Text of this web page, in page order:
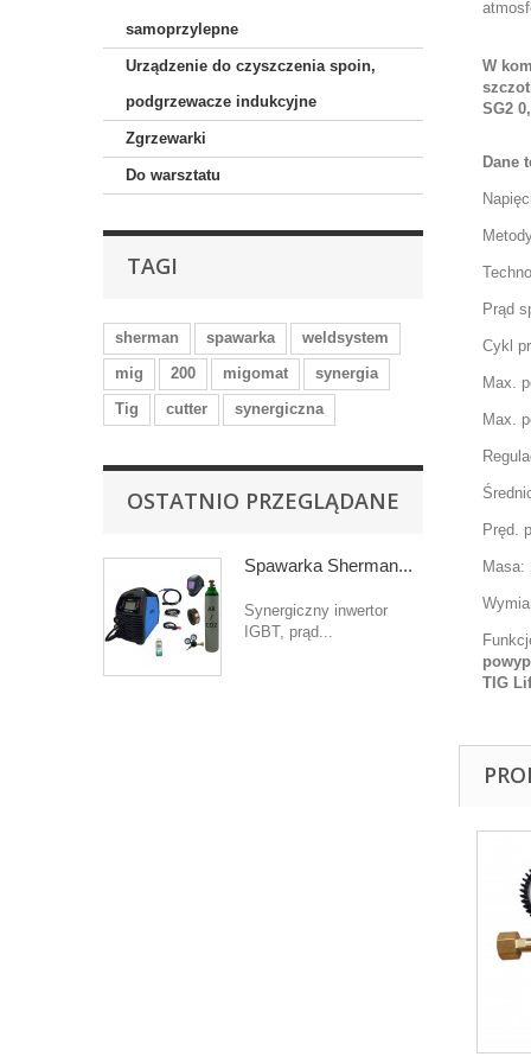
samoprzylepne
Urządzenie do czyszczenia spoin,
podgrzewacze indukcyjne
Zgrzewarki
Do warsztatu
TAGI
sherman spawarka
weldsystem
mig
200 migomat
synergia
Tig
cutter synergiczna
OSTATNIO PRZEGLĄDANE
Spawarka Sherman...
Synergiczny inwertor
IGBT, prąd...
W
SG2
Dane
Prąd
Cykl
Max.
Max.
Pręd.
Masa:
TIG